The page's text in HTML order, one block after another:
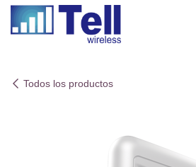
Ir al contenido
Todos los productos